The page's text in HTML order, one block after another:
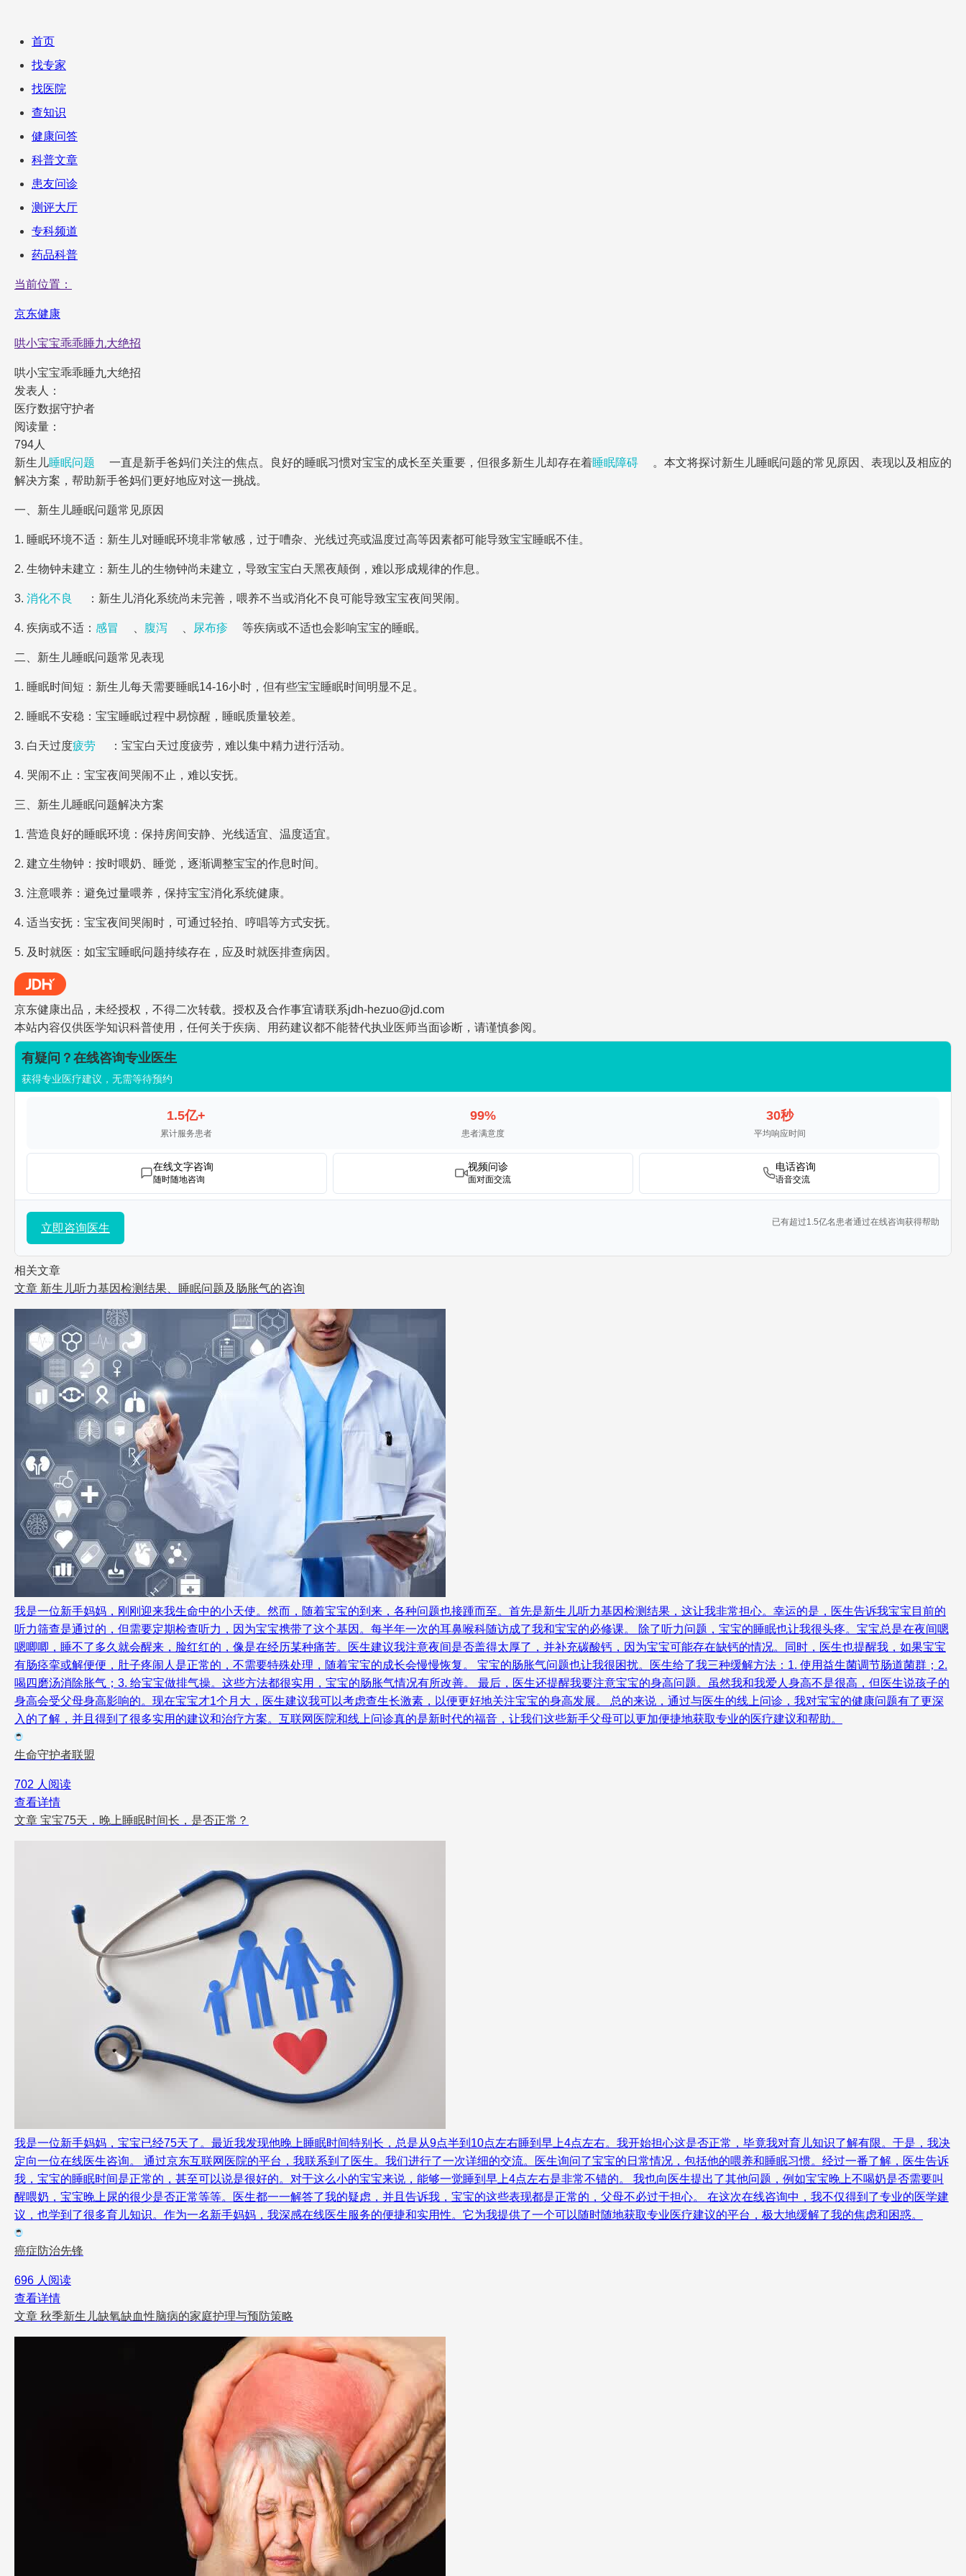
首页
找专家
找医院
查知识
健康问答
科普文章
患友问诊
测评大厅
专科频道
药品科普
当前位置：
京东健康
哄小宝宝乖乖睡九大绝招
哄小宝宝乖乖睡九大绝招
发表人：
医疗数据守护者
阅读量：
794人
新生儿睡眠问题 一直是新手爸妈们关注的焦点。良好的睡眠习惯对宝宝的成长至关重要，但很多新生儿却存在着睡眠障碍
。本文将探讨新生儿睡眠问题的常见原因、表现以及相应的
解决方案，帮助新手爸妈们更好地应对这一挑战。
一、新生儿睡眠问题常见原因
1. 睡眠环境不适：新生儿对睡眠环境非常敏感，过于嘈杂、光线过亮或温度过高等因素都可能导致宝宝睡眠不佳。
2. 生物钟未建立：新生儿的生物钟尚未建立，导致宝宝白天黑夜颠倒，难以形成规律的作息。
3. 消化不良 ：新生儿消化系统尚未完善，喂养不当或消化不良可能导致宝宝夜间哭闹。
4. 疾病或不适： 感冒 腹泻 尿布疹 等疾病或不适也会影响宝宝的睡眠。
二、新生儿睡眠问题常见表现
1. 睡眠时间短：新生儿每天需要睡眠14-16小时，但有些宝宝睡眠时间明显不足。
2. 睡眠不安稳：宝宝睡眠过程中易惊醒，睡眠质量较差。
3. 白天过度疲劳 ：宝宝白天过度疲劳，难以集中精力进行活动。
4. 哭闹不止：宝宝夜间哭闹不止，难以安抚。
三、新生儿睡眠问题解决方案
1. 营造良好的睡眠环境：保持房间安静、光线适宜、温度适宜。
2. 建立生物钟：按时喂奶、睡觉，逐渐调整宝宝的作息时间。
3. 注意喂养：避免过量喂养，保持宝宝消化系统健康。
4. 适当安抚：宝宝夜间哭闹时，可通过轻拍、哼唱等方式安抚。
5. 及时就医：如宝宝睡眠问题持续存在，应及时就医排查病因。
京东健康出品，未经授权，不得二次转载。授权及合作事宜请联系jdh-hezuo@jd.com
本站内容仅供医学知识科普使用，任何关于疾病、用药建议都不能替代执业医师当面诊断，请谨慎参阅。
有疑问？在线咨询专业医生
获得专业医疗建议，无需等待预约
1.5亿+
累计服务患者
99%
患者满意度
30秒
平均响应时间
在线文字咨询
随时随地咨询
视频问诊
面对面交流
电话咨询
语音交流
立即咨询医生 已有超过1.5亿名患者通过在线咨询获得帮助
相关文章
文章 新生儿听力基因检测结果、睡眠问题及肠胀气的咨询
我是一位新手妈妈，刚刚迎来我生命中的小天使。然而，随着宝宝的到来，各种问题也接踵而至。首先是新生儿听力基因检测结果，这让我非常担心。幸运的是，医生告诉我宝宝目前的
听力筛查是通过的，但需要定期检查听力，因为宝宝携带了这个基因。每半年一次的耳鼻喉科随访成了我和宝宝的必修课。 除了听力问题，宝宝的睡眠也让我很头疼。宝宝总是在夜间嗯
嗯唧唧，睡不了多久就会醒来，脸红红的，像是在经历某种痛苦。医生建议我注意夜间是否盖得太厚了，并补充碳酸钙，因为宝宝可能存在缺钙的情况。同时，医生也提醒我，如果宝宝
有肠痉挛或解便便，肚子疼闹人是正常的，不需要特殊处理，随着宝宝的成长会慢慢恢复。 宝宝的肠胀气问题也让我很困扰。医生给了我三种缓解方法：1. 使用益生菌调节肠道菌群；2.
喝四磨汤消除胀气；3. 给宝宝做排气操。这些方法都很实用，宝宝的肠胀气情况有所改善。 最后，医生还提醒我要注意宝宝的身高问题。虽然我和我爱人身高不是很高，但医生说孩子的
身高会受父母身高影响的。现在宝宝才1个月大，医生建议我可以考虑查生长激素，以便更好地关注宝宝的身高发展。 总的来说，通过与医生的线上问诊，我对宝宝的健康问题有了更深
入的了解，并且得到了很多实用的建议和治疗方案。互联网医院和线上问诊真的是新时代的福音，让我们这些新手父母可以更加便捷地获取专业的医疗建议和帮助。
生命守护者联盟
702 人阅读
查看详情
文章 宝宝75天，晚上睡眠时间长，是否正常？
我是一位新手妈妈，宝宝已经75天了。最近我发现他晚上睡眠时间特别长，总是从9点半到10点左右睡到早上4点左右。我开始担心这是否正常，毕竟我对育儿知识了解有限。于是，我决
定向一位在线医生咨询。 通过京东互联网医院的平台，我联系到了医生。我们进行了一次详细的交流。医生询问了宝宝的日常情况，包括他的喂养和睡眠习惯。经过一番了解，医生告诉
我，宝宝的睡眠时间是正常的，甚至可以说是很好的。对于这么小的宝宝来说，能够一觉睡到早上4点左右是非常不错的。 我也向医生提出了其他问题，例如宝宝晚上不喝奶是否需要叫
醒喂奶，宝宝晚上尿的很少是否正常等等。医生都一一解答了我的疑虑，并且告诉我，宝宝的这些表现都是正常的，父母不必过于担心。 在这次在线咨询中，我不仅得到了专业的医学建
议，也学到了很多育儿知识。作为一名新手妈妈，我深感在线医生服务的便捷和实用性。它为我提供了一个可以随时随地获取专业医疗建议的平台，极大地缓解了我的焦虑和困惑。
癌症防治先锋
696 人阅读
查看详情
文章 秋季新生儿缺氧缺血性脑病的家庭护理与预防策略